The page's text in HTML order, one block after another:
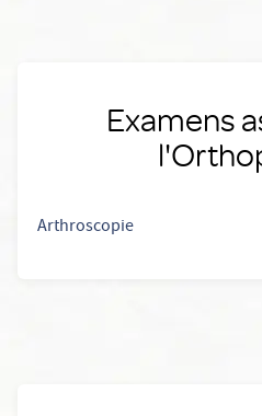
Examens
Arthroscopie